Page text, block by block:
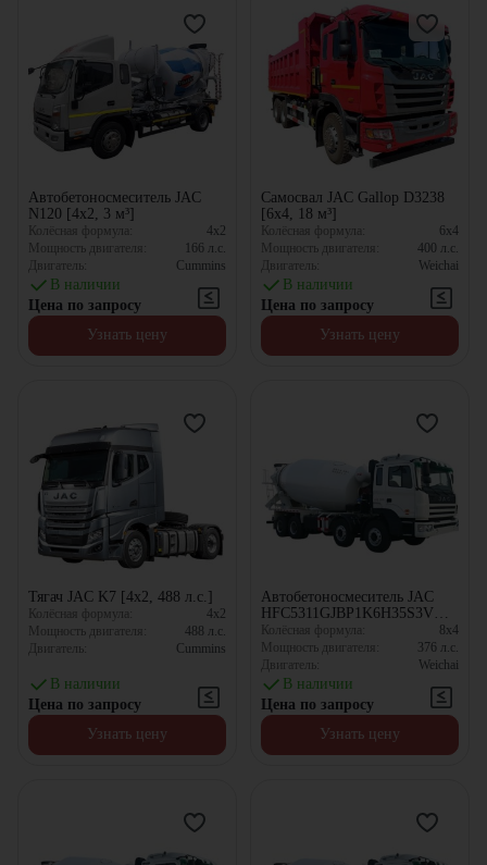
Автобетоносмеситель JAC
N120 [4x2, 3 м³]
Колёсная формула:
4x2
Мощность двигателя:
166 л.с.
Двигатель:
Cummins
В наличии
Цена по запросу
Узнать цену
Самосвал JAC Gallop D3238
[6x4, 18 м³]
Колёсная формула:
6x4
Мощность двигателя:
400 л.с.
Двигатель:
Weichai
В наличии
Цена по запросу
Узнать цену
Тягач JAC K7 [4x2, 488 л.с.]
Колёсная формула:
4x2
Мощность двигателя:
488 л.с.
Двигатель:
Cummins
В наличии
Цена по запросу
Узнать цену
Автобетоносмеситель JAC
HFC5311GJBP1K6H35S3V
[8x4, 12 м³]
Колёсная формула:
8x4
Мощность двигателя:
376 л.с.
Двигатель:
Weichai
В наличии
Цена по запросу
Узнать цену